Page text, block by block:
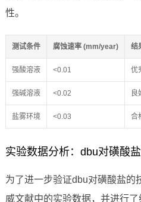
性。
测试条件 腐蚀速率 (mm/year) 结
强酸溶液 <0.01 优
强碱溶液 <0.02 良
盐雾环境 <0.03 合
实验数据分析：dbu对磺酸
为了进一步验证dbu对磺酸盐的
威文献中的实验数据，并进行了